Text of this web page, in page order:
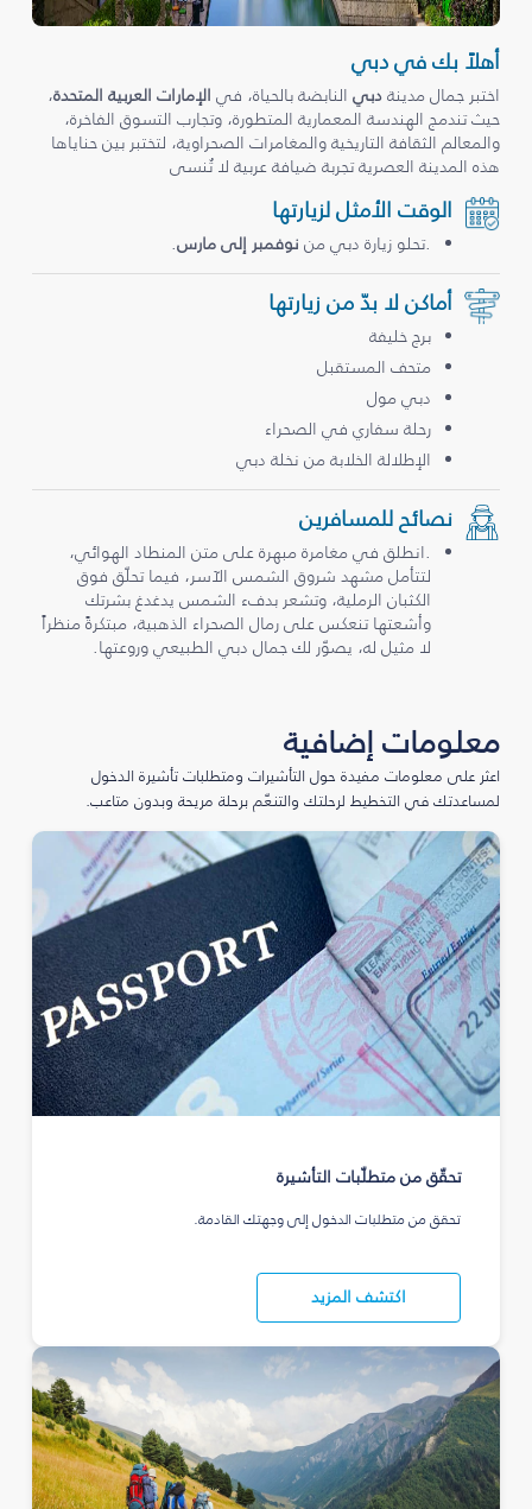
أهلاً بك في دبي
اختبر جمال مدينةدبيالنابضة بالحياة، في الإمارات العربية المتحدة،
حيث تندمج الهندسة المعمارية المتطورة، وتجارب التسوق الفاخرة،
والمعالم الثقافة التاريخية والمغامرات الصحراوية، لتختبر بين حناياها
هذه المدينة العصرية تجربة ضيافة عربية لا تُنسى
الوقت الأمثل لزيارتها
.تحلو زيارة دبي من نوفمبر إلى مارس.
أماكن لا بدّ من زيارتها
برج خليفة
متحف المستقبل
دبي مول
رحلة سفاري في الصحراء
الإطلالة الخلابة من نخلة دبي
نصائح للمسافرين
.انطلق في مغامرة مبهرة على متن المنطاد الهوائي،
لتتأمل مشهد شروق الشمس الآسر، فيما تحلّق فوق
الكثبان الرملية، وتشعر بدفء الشمس يدغدغ بشرتك
وأشعتها تنعكس على رمال الصحراء الذهبية، مبتكرةً منظراً
لا مثيل له، يصوّر لك جمال دبي الطبيعي وروعتها.
معلومات إضافية
اعثر على معلومات مفيدة حول التأشيرات ومتطلبات تأشيرة الدخول
لمساعدتك في التخطيط لرحلتك والتنعّم برحلة مريحة وبدون متاعب.
تحقّق من متطلّبات التأشيرة
تحقق من متطلبات الدخول إلى وجهتك القادمة.
اكتشف المزيد